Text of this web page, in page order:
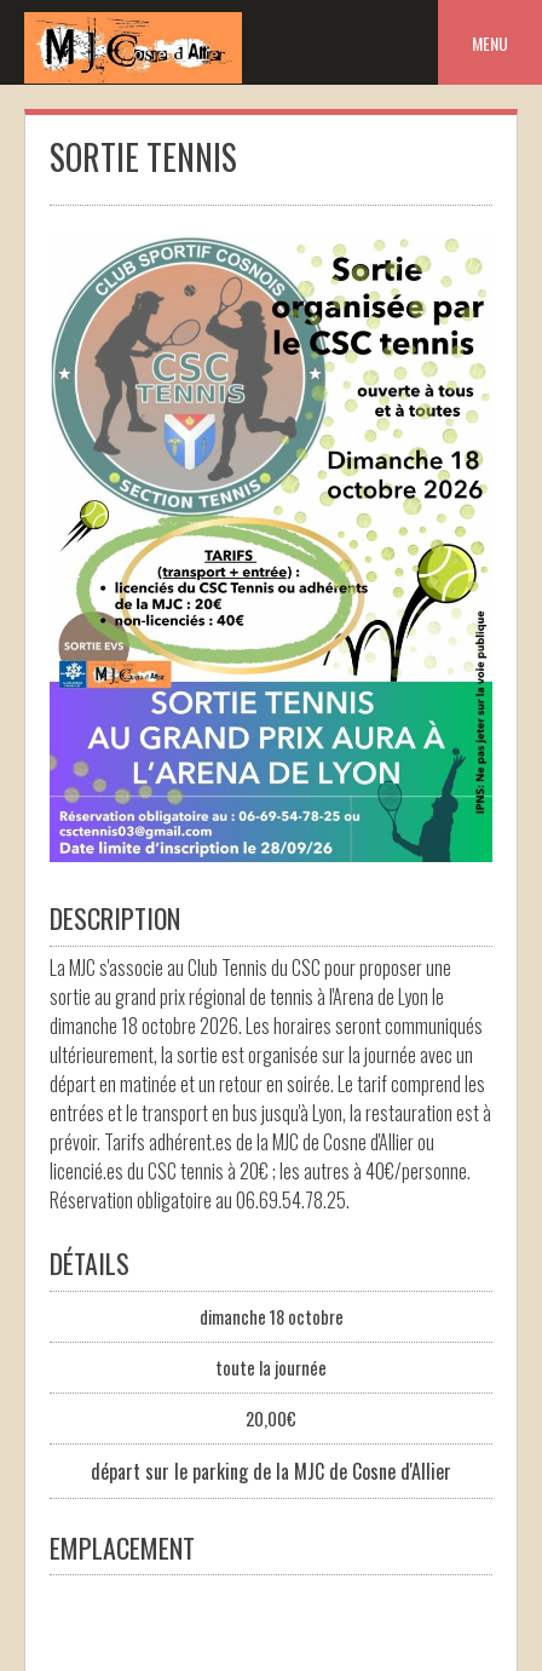
Skip
content
MENU
SORTIE TENNIS
DESCRIPTION
La MJC s'associe au Club Tennis du CSC pour proposer une
sortie au grand prix régional de tennis à l'Arena de Lyon le
dimanche 18 octobre 2026. Les horaires seront communiqués
ultérieurement, la sortie est organisée sur la journée avec un
départ en matinée et un retour en soirée. Le tarif comprend les
entrées et le transport en bus jusqu'à Lyon, la restauration est à
prévoir. Tarifs adhérent.es de la MJC de Cosne d'Allier ou
licencié.es du CSC tennis à 20€ ; les autres à 40€/personne.
Réservation obligatoire au 06.69.54.78.25.
DÉTAILS
dimanche 18 octobre
toute la journée
20,00€
départ sur le parking de la MJC de Cosne d'Allier
EMPLACEMENT